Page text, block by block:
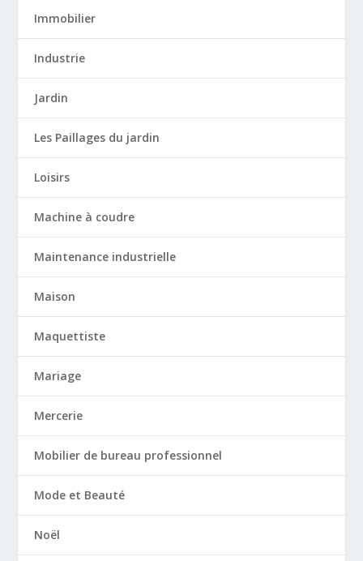
Immobilier
Industrie
Jardin
Les Paillages du jardin
Loisirs
Machine à coudre
Maintenance industrielle
Maison
Maquettiste
Mariage
Mercerie
Mobilier de bureau professionnel
Mode et Beauté
Noël